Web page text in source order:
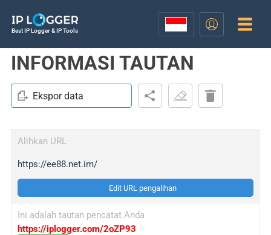
Best IP Logger & IP Tools
INFORMASI TAUTAN
Ekspor data
Alihkan URL
https://ee88.net.im/
Edit URL pengalihan
Ini adalah tautan pencatat Anda
https://iplogger.com/2oZP93